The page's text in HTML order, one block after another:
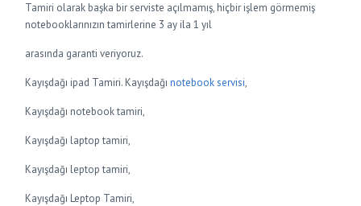
Tamiri olarak başka bir serviste açılmamış, hiçbir işlem görmemiş
notebooklarınızın tamirlerine 3 ay ila 1 yıl
arasında garanti veriyoruz.
Kayışdağı ipad Tamiri. Kayışdağınotebook servisi,
Kayışdağı notebook tamiri,
Kayışdağı laptop tamiri,
Kayışdağı leptop tamiri,
Kayışdağı Leptop Tamiri,